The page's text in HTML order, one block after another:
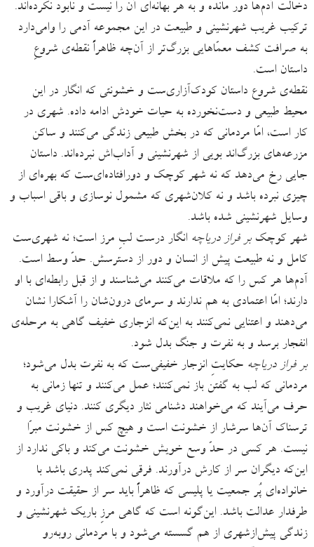
دخالت آدم‌ها دور مانده و به هر بهانه‌ای آن را نیست و نابود نکرده‌اند.
ترکیب غریب شهرنشینی و طبیعت در این مجموعه آدمی را وامی‌دارد
به صرافت کشف معمّاهایی بزرگ‌تر از آن‌چه ظاهراً نقطه‌ی شروعِ
داستان است.
نقطه‌ی شروع داستان کودک‌آزاری‌ست و خشونتی که انگار در این
محیط طبیعی و دست‌نخورده به حیات خودش ادامه داده. شهری در
کار است، امّا مردمانی که در بخش طبیعی زندگی می‌کنند و ساکن
مزرعه‌های بزرگ‌اند بویی از شهرنشینی و آداب‌اش نبرده‌اند. داستان
جایی رخ می‌دهد که نه شهر کوچک و دورافتاده‌ای‌ست که بهره‌ای از
چیزی نبرده باشد و نه کلان‌شهری‌ که مشمول نوسازی و باقی اسباب و
وسایل شهرنشینی شده باشد.
شهر کوچکبر فراز دریاچه انگار درست لبِ مرز است؛ نه شهری‌ست
کامل و نه طبیعت پیش از انسان و دور از دسترسش. حدّ وسط است.
آدم‌ها هر کس را که ملاقات می‌کنند می‌شناسند و از قبل رابطه‌ای با او
دارند؛ امّا اعتمادی به هم ندارند و سرمای درون‌شان را آشکارا نشان
می‌دهند و اعتنایی نمی‌کنند به این‌که انزجاری خفیف گاهی به مرحله‌ی
انفجار برسد و به نفرت و جنگ بدل شود.
بر فراز دریاچه حکایتِ انزجار خفیفی‌ست که به نفرت بدل می‌شود؛
مردمانی که لب به گفتن باز نمی‌کنند؛ عمل می‌کنند و تنها زمانی به
حرف می‌آیند که می‌خواهند دشنامی نثار دیگری کنند. دنیای غریب و
ترسناک آن‌ها سرشار از خشونت است و هیچ کس از خشونت مبرّا
نیست. هر کسی در حدّ وسع خویش خشونت می‌کند و باکی ندارد از
این‌که دیگران سر از کارش درآورند. فرقی نمی‌کند پدری باشد با
خانواده‌ای پُر جمعیت یا پلیسی که ظاهراً باید سر از حقیقت درآورد و
طرفدار عدالت باشد. این‌گونه است که گاهی مرزِ باریک شهرنشینی و
زندگی پیش‌ازشهری از هم گسسته می‌شود و با مردمانی روبه‌رو